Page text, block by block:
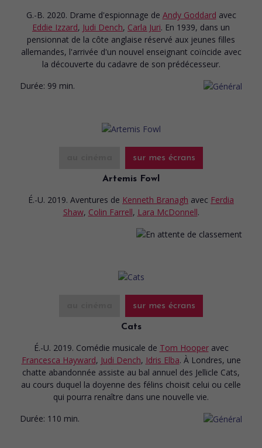
G.-B. 2020. Drame d'espionnage de Andy Goddard avec
Eddie Izzard, Judi Dench, Carla Juri. En 1939, dans un
pensionnat de la côte anglaise réservé aux jeunes filles
allemandes, l'arrivée d'un nouvel enseignant coïncide avec
la découverte du cadavre de son prédécesseur.
Durée: 99 min.
sur mes écrans
Artemis Fowl
É.-U. 2019. Aventures de Kenneth Branagh avec Ferdia
Shaw, Colin Farrell, Lara McDonnell.
sur mes écrans
Cats
É.-U. 2019. Comédie musicale de Tom Hooper avec
Francesca Hayward, Judi Dench, Idris Elba. À Londres, une
chatte abandonnée assiste au bal annuel des Jellicle Cats,
au cours duquel la doyenne des félins choisit celui ou celle
qui pourra renaître dans une nouvelle vie.
Durée: 110 min.